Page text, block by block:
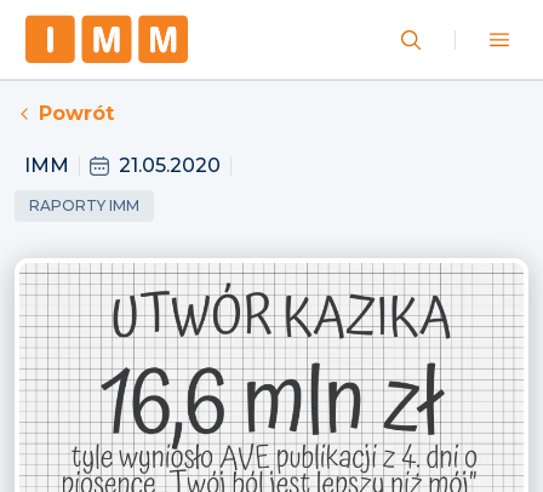
Powrót
IMM 21.05.2020
RAPORTY IMM